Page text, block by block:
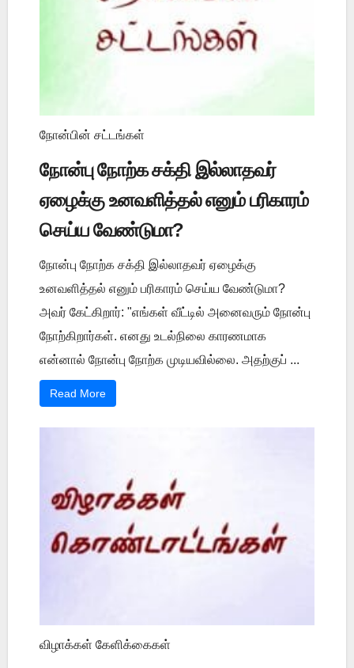
நோன்பின் சட்டங்கள்
நோன்பு நோற்க சக்தி இல்லாதவர்
ஏழைக்கு உனவளித்தல் எனும் பரிகாரம்
செய்ய வேண்டுமா?
நோன்பு நோற்க சக்தி இல்லாதவர் ஏழைக்கு
உனவளித்தல் எனும் பரிகாரம் செய்ய வேண்டுமா?
அவர் கேட்கிறார்: "எங்கள் வீட்டில் அனைவரும் நோன்பு
நோற்கிறார்கள். எனது உடல்நிலை காரணமாக
என்னால் நோன்பு நோற்க முடியவில்லை. அதற்குப் ...
Read More
விழாக்கள் கேளிக்கைகள்